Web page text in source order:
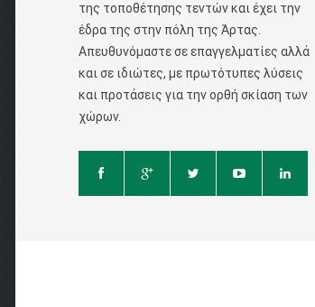
της τοποθέτησης τεντών και έχει την
έδρα της στην πόλη της Άρτας.
Απευθυνόμαστε σε επαγγελματίες αλλά
και σε ιδιώτες, με πρωτότυπες λύσεις
και προτάσεις για την ορθή σκίαση των
χώρων.